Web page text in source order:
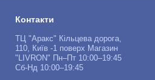
Контакти
ТЦ "Аракс" Кільцева дорога,
110, Київ -1 поверх Магазин
"LIVRON" Пн–Пт 10:00–19:45
Сб-Нд 10:00–19:45